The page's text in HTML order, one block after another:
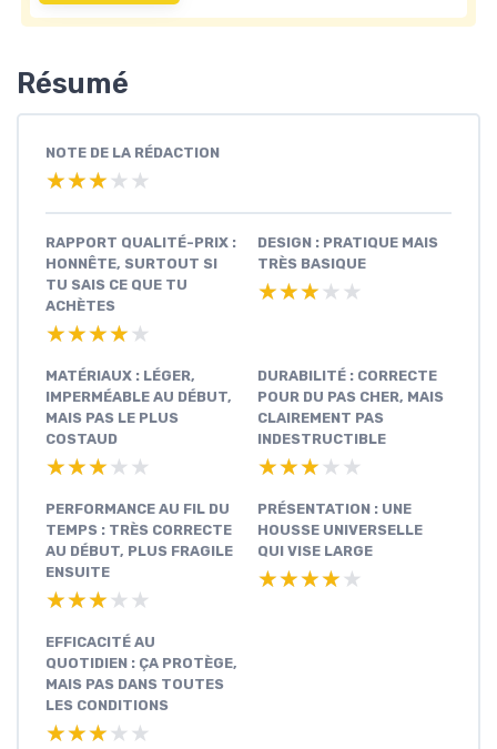
Résumé
NOTE DE LA RÉDACTION
★★★★★
★★★★★
RAPPORT QUALITÉ-PRIX :
HONNÊTE, SURTOUT SI
TU SAIS CE QUE TU
ACHÈTES
★★★★★
★★★★★
DESIGN : PRATIQUE MAIS
TRÈS BASIQUE
★★★★★
★★★★★
MATÉRIAUX : LÉGER,
IMPERMÉABLE AU DÉBUT,
MAIS PAS LE PLUS
COSTAUD
★★★★★
★★★★★
DURABILITÉ : CORRECTE
POUR DU PAS CHER, MAIS
CLAIREMENT PAS
INDESTRUCTIBLE
★★★★★
★★★★★
PERFORMANCE AU FIL DU
TEMPS : TRÈS CORRECTE
AU DÉBUT, PLUS FRAGILE
ENSUITE
★★★★★
★★★★★
PRÉSENTATION : UNE
HOUSSE UNIVERSELLE
QUI VISE LARGE
★★★★★
★★★★★
EFFICACITÉ AU
QUOTIDIEN : ÇA PROTÈGE,
MAIS PAS DANS TOUTES
LES CONDITIONS
★★★★★
★★★★★